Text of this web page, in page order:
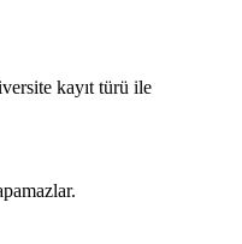
kayıt türü ile